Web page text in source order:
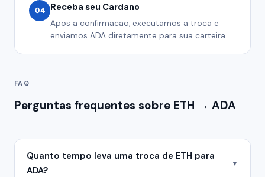
04 Receba seu Cardano
Apos a confirmacao, executamos a troca e
enviamos ADA diretamente para sua carteira.
FAQ
Perguntas frequentes sobre ETH → ADA
Quanto tempo leva uma troca de ETH para
ADA?
▼